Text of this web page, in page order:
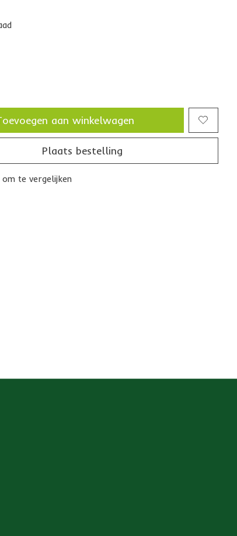
aan winkelwagen
Plaats bestelling
om te vergelijken